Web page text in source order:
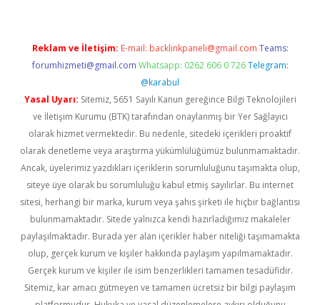
Reklam ve İletişim: E-mail: backlinkpaneli@gmail.com Teams:
forumhizmeti@gmail.com Whatsapp: 0262 606 0 726 Telegram:
@karabul
Yasal Uyarı: Sitemiz, 5651 Sayılı Kanun gereğince Bilgi Teknolojileri
ve İletişim Kurumu (BTK) tarafından onaylanmış bir Yer Sağlayıcı
olarak hizmet vermektedir. Bu nedenle, sitedeki içerikleri proaktif
olarak denetleme veya araştırma yükümlülüğümüz bulunmamaktadır.
Ancak, üyelerimiz yazdıkları içeriklerin sorumluluğunu taşımakta olup,
siteye üye olarak bu sorumluluğu kabul etmiş sayılırlar. Bu internet
sitesi, herhangi bir marka, kurum veya şahıs şirketi ile hiçbir bağlantısı
bulunmamaktadır. Sitede yalnızca kendi hazırladığımız makaleler
paylaşılmaktadır. Burada yer alan içerikler haber niteliği taşımamakta
olup, gerçek kurum ve kişiler hakkında paylaşım yapılmamaktadır.
Gerçek kurum ve kişiler ile isim benzerlikleri tamamen tesadüfidir.
Sitemiz, kar amacı gütmeyen ve tamamen ücretsiz bir bilgi paylaşım